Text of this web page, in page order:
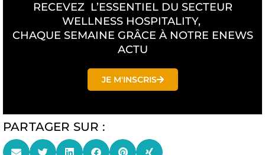
RECEVEZ L’ESSENTIEL DU SECTEUR
WELLNESS HOSPITALITY,
CHAQUE SEMAINE GRÂCE À NOTRE ENEWS
ACTU
JE M'INSCRIS
PARTAGER SUR :